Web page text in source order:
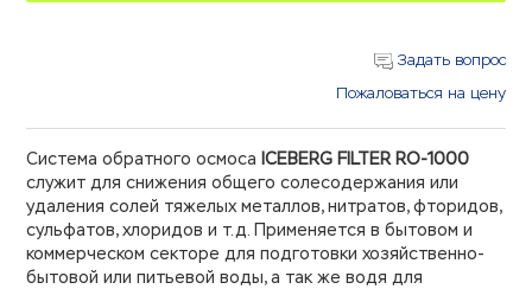
Задать вопрос
Пожаловаться на цену
Система обратного осмоса ICEBERG FILTER RO-1000
служит для снижения общего солесодержания или
удаления солей тяжелых металлов, нитратов, фторидов,
сульфатов, хлоридов и т.д. Применяется в бытовом и
коммерческом секторе для подготовки хозяйственно-
бытовой или питьевой воды, а так же водя для